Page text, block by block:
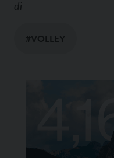
di
#VOLLEY